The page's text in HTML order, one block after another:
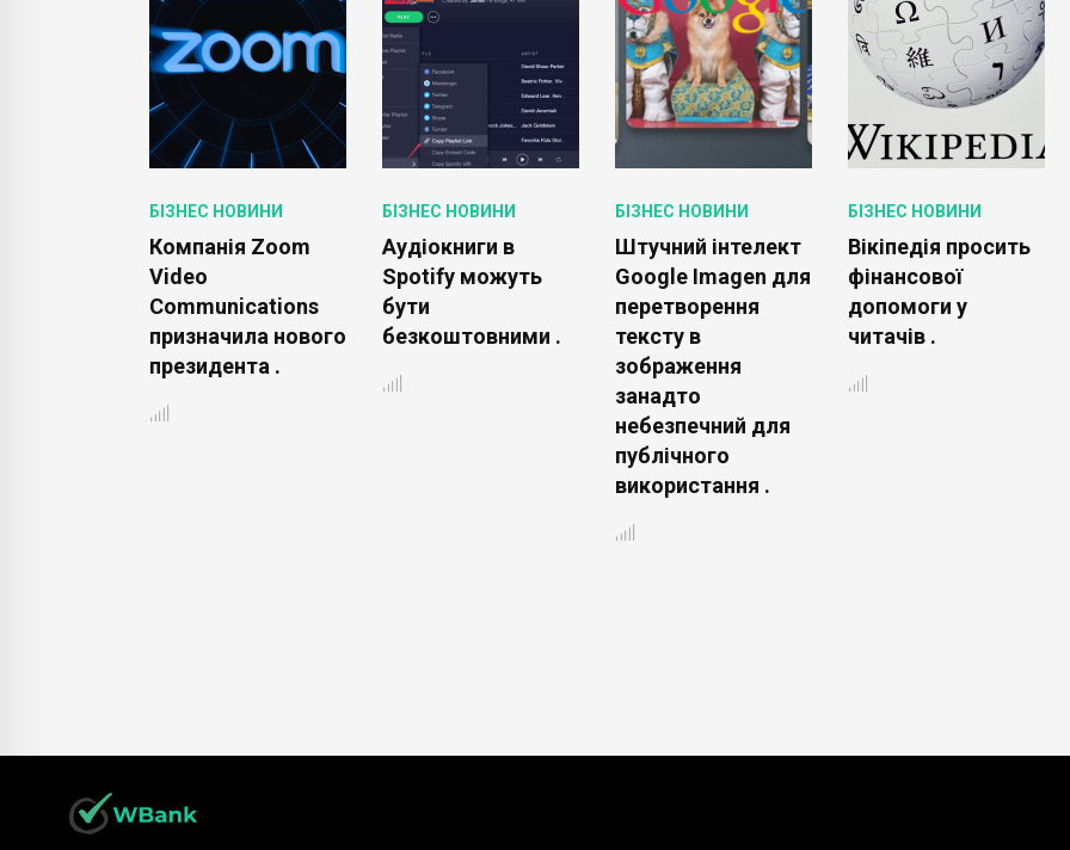
БІЗНЕС НОВИНИ
Компанія Zoom
Video
Communications
призначила нового
президента .
БІЗНЕС НОВИНИ
Аудіокниги в
Spotify можуть
бути
безкоштовними .
БІЗНЕС НОВИНИ
Штучний інтелект
Google Imagen для
перетворення
тексту в
зображення
занадто
небезпечний для
публічного
використання .
БІЗНЕС НОВИНИ
Вікіпедія просить
фінансової
допомоги у
читачів .